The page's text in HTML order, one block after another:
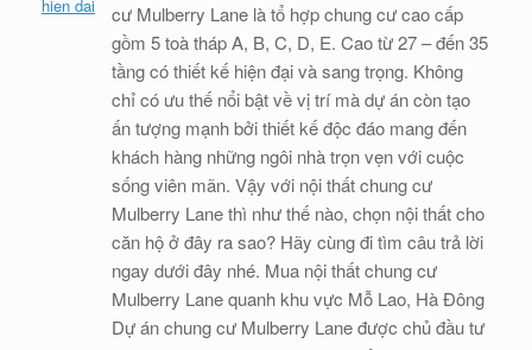
cư Mulberry Lane là tổ hợp chung cư cao cấp
gồm 5 toà tháp A, B, C, D, E. Cao từ 27 – đến 35
tầng có thiết kế hiện đại và sang trọng. Không
chỉ có ưu thế nổi bật về vị trí mà dự án còn tạo
ấn tượng mạnh bởi thiết kế độc đáo mang đến
khách hàng những ngôi nhà trọn vẹn với cuộc
sống viên mãn. Vậy với nội thất chung cư
Mulberry Lane thì như thế nào, chọn nội thất cho
căn hộ ở đây ra sao? Hãy cùng đi tìm câu trả lời
ngay dưới đây nhé. Mua nội thất chung cư
Mulberry Lane quanh khu vực Mỗ Lao, Hà Đông
Dự án chung cư Mulberry Lane được chủ đầu tư